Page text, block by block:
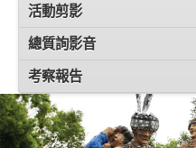
活動剪影
總質詢影音
考察報告